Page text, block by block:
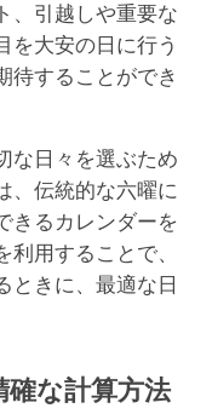
、引越しや重要な
を大安の日に行う
待することができ
な日々を選ぶため
、伝統的な六曜に
きるカレンダーを
用することで、
ときに、最適な日
な計算方法